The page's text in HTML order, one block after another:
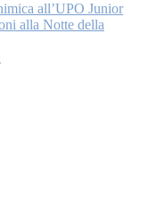
all’UPO Junior
alla Notte della